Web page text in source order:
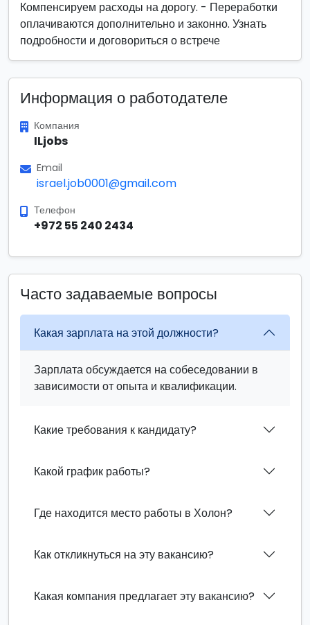
Компенсируем расходы на дорогу. - Переработки
оплачиваются дополнительно и законно. Узнать
подробности и договориться о встрече
Информация о работодателе
Компания
ILjobs
Email
israel.job0001@gmail.com
Телефон
+972 55 240 2434
Часто задаваемые вопросы
Какая зарплата на этой должности?
Зарплата обсуждается на собеседовании в
зависимости от опыта и квалификации.
Какие требования к кандидату?
Какой график работы?
Где находится место работы в Холон?
Как откликнуться на эту вакансию?
Какая компания предлагает эту вакансию?